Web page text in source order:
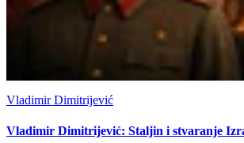
Vladimir Dimitrijević
Vladimir Dimitrijević: Staljin i stvaranje